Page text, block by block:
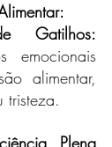
Gatilhos:
emocionais
alimentar,
tristeza.